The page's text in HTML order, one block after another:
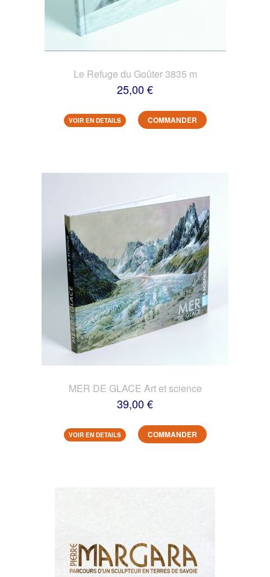
Le Refuge du Goûter 3835 m
25,00 €
VOIR EN DETAILS COMMANDER
MER DE GLACE Art et science
39,00 €
VOIR EN DETAILS COMMANDER